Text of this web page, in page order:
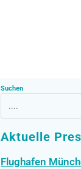
Suchen
Aktuelle
Flughafen